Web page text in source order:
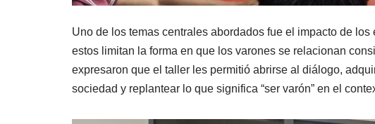
Uno de los temas centrales abordados fue el impacto de
estos limitan la forma en que los varones se relacionan
expresaron que el taller les permitió abrirse al diálogo,
sociedad y replantear lo que significa “ser varón” en el